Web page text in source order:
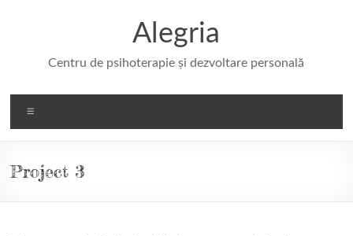
Alegria
Centru de psihoterapie și dezvoltare personală
Project 3